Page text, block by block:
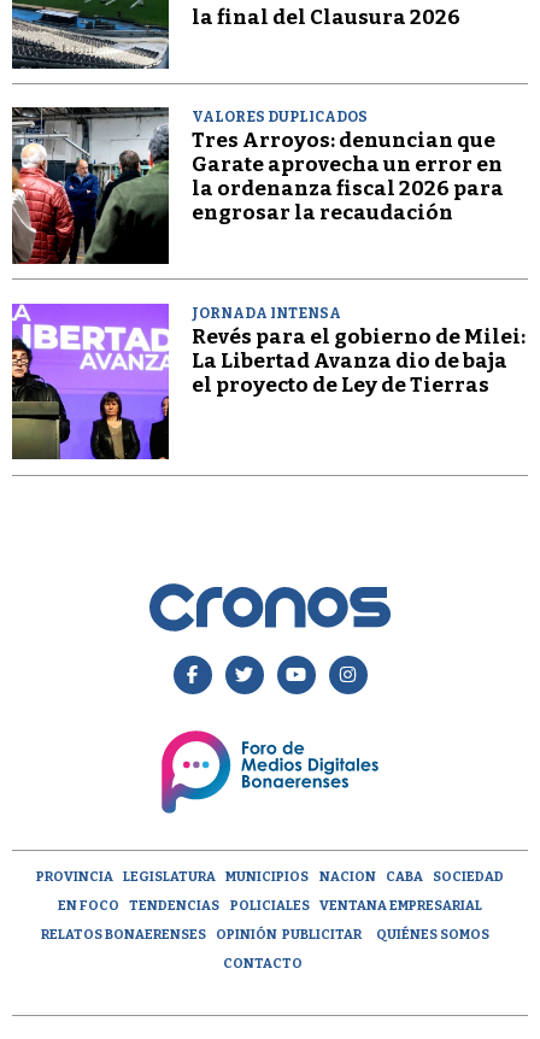
la final del Clausura 2026
VALORES DUPLICADOS
Tres Arroyos: denuncian que
Garate aprovecha un error en
la ordenanza fiscal 2026 para
engrosar la recaudación
JORNADA INTENSA
Revés para el gobierno de Milei:
La Libertad Avanza dio de baja
el proyecto de Ley de Tierras
PROVINCIA LEGISLATURA MUNICIPIOS NACION CABA
SOCIEDAD
EN FOCO
TENDENCIAS POLICIALES
VENTANA EMPRESARIAL
RELATOS BONAERENSES
OPINIÓN PUBLICITAR
QUIÉNES SOMOS
CONTACTO